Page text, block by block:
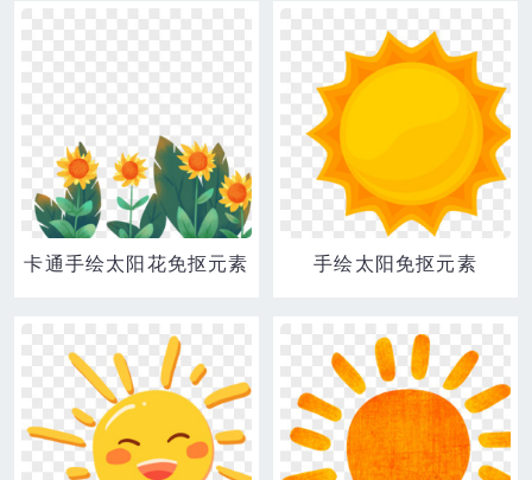
卡通手绘太阳花免抠元素 手绘太阳免抠元素